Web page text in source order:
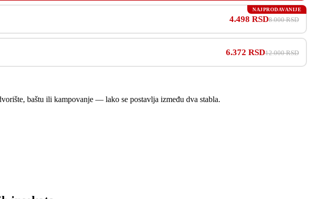
4.498 RSD8.000 RSD
NAJPRODAVANIJE
6.372 RSD12.000 RSD
baštu ili kampovanje — lako se postavlja između dva stabla.